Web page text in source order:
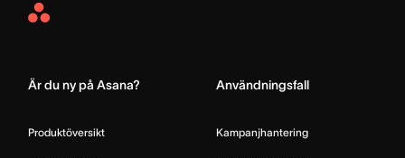
Asana
Är du ny på Asana?
Produktöversikt
Användningsfall
Kampanjhantering